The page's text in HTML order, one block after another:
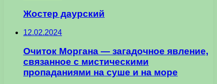
Жостер даурский
12.02.2024
Очиток Моргана — загадочное явление,
связанное с мистическими
пропаданиями на суше и на море